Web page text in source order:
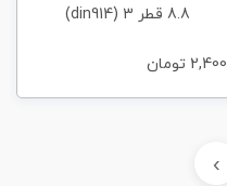
8.8 قطر 3 (din914)
2,400 تومان
›